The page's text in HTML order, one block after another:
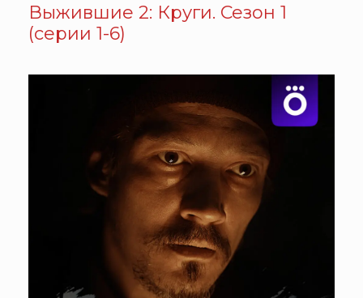
Выжившие 2: Круги. Сезон 1
(серии 1-6)